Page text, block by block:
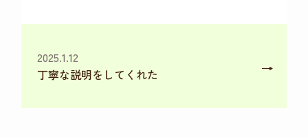
2025.1.12
丁寧な説明をしてくれた